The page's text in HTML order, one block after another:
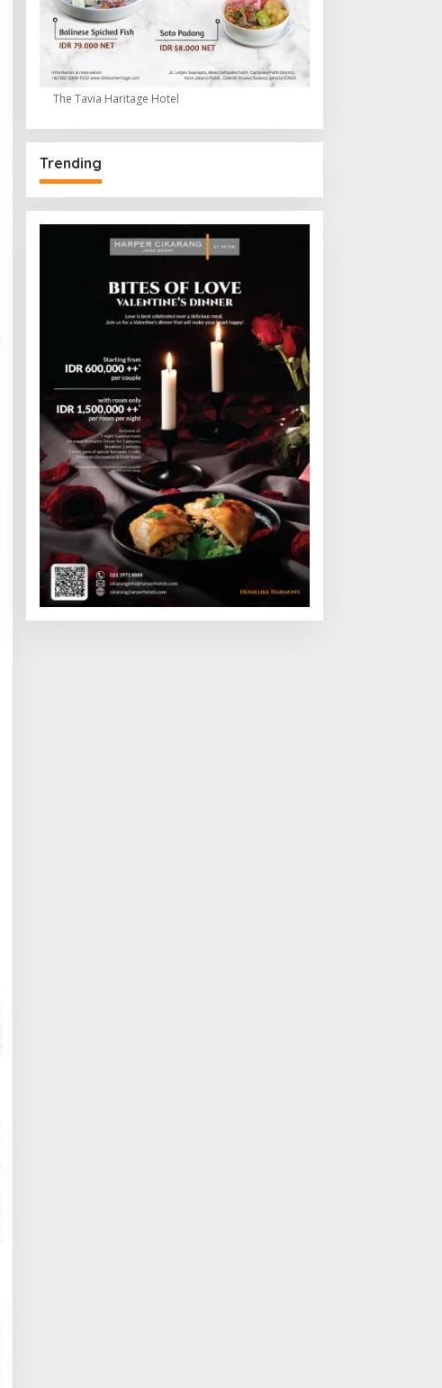
The Tavia Haritage Hotel
Trending